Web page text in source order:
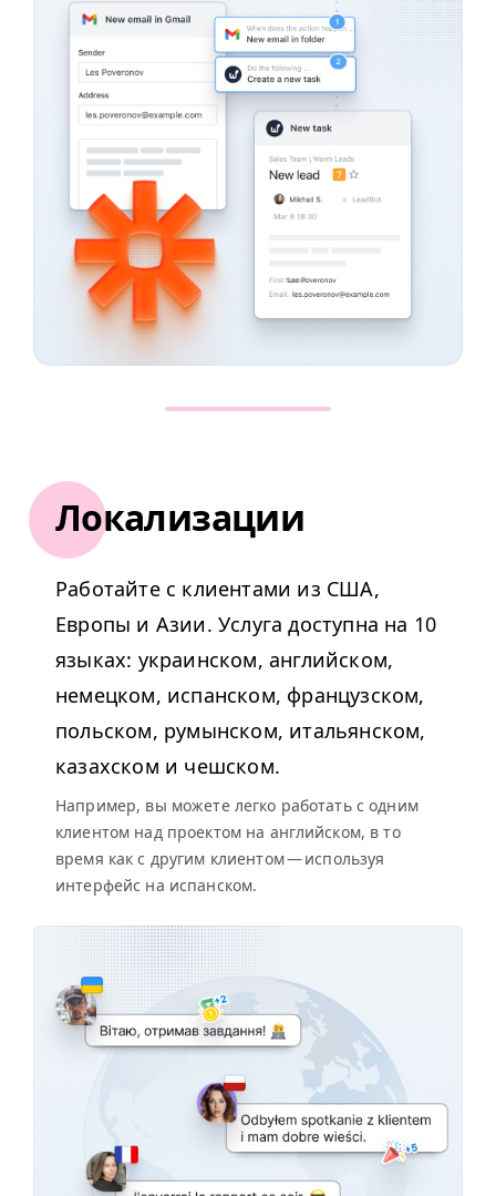
Локализации
Работайте с клиентами из США,
Европы и Азии. Услуга доступна на 10
языках: украинском, английском,
немецком, испанском, французском,
польском, румынском, итальянском,
казахском и чешском.
Например, вы можете легко работать с одним
клиентом над проектом на английском, в то
время как с другим клиентом — используя
интерфейс на испанском.